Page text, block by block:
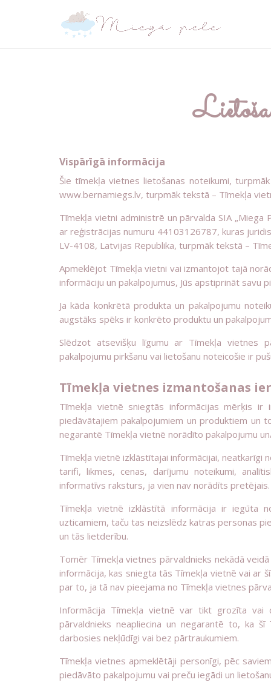
Vispārīgā informācija
Šie tīmekļa vietnes lietošanas noteikumi,
www.bernamiegs.lv, turpmāk tekstā – Tīmekļa
Tīmekļa vietni administrē un pārvalda SIA
ar reģistrācijas numuru 44103126787, kuras
LV-4108, Latvijas Republika, turpmāk tekstā –
Apmeklējot Tīmekļa vietni vai izmantojot tajā
informāciju un pakalpojumus, Jūs apstiprināt savu
Ja kāda konkrētā produkta un pakalpojumu
augstāks spēks ir konkrēto produktu un
Slēdzot atsevišķu līgumu ar Tīmekļa vietnes
pakalpojumu pirkšanu vai lietošanu noteicošie ir
Tīmekļa vietnes izmantošanas
Tīmekļa vietnē sniegtās informācijas mērķis ir
piedāvātajiem pakalpojumiem un produktiem un
negarantē Tīmekļa vietnē norādīto pakalpojumu
Tīmekļa vietnē izklāstītajai informācijai, neatkarīgi
tarifi, likmes, cenas, darījumu noteikumi,
informatīvs raksturs, ja vien nav norādīts pretējais.
Tīmekļa vietnē izklāstītā informācija ir iegūta
uzticamiem, taču tas neizslēdz katras personas
un tās lietderību.
Tomēr Tīmekļa vietnes pārvaldnieks nekādā
informācija, kas sniegta tās Tīmekļa vietnē vai ar
par to, ja tā nav pieejama no Tīmekļa vietnes
Informācija Tīmekļa vietnē var tikt grozīta vai
pārvaldnieks neapliecina un negarantē to, ka
darbosies nekļūdīgi vai bez pārtraukumiem.
Tīmekļa vietnes apmeklētāji personīgi, pēc
piedāvāto pakalpojumu vai preču iegādi un